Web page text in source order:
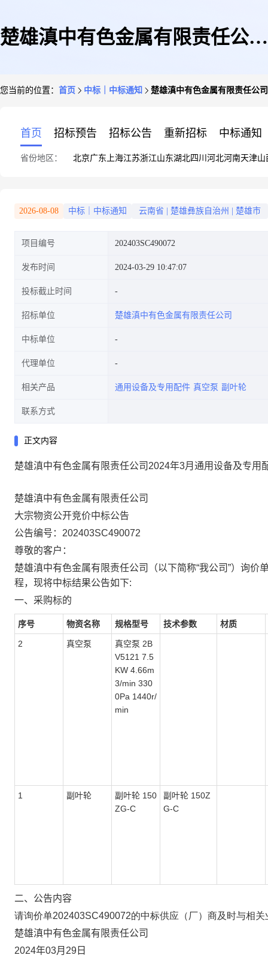
楚雄滇中有色金属有限责任公司
果公告
您当前的位置： 首页 中标｜中标通知 楚雄滇中有色金属有限责任公
首页 招标预告 招标公告 重新招标 中标通知
省份地区： 北京广东 上海江苏浙江山东湖北四川 河北河南天津山
2026-08-08 中标｜中标通知 云南省 楚雄彝族自治州 楚雄市
项目编号 202403SC490072
发布时间 2024-03-29 10:47:07
投标截止时间
招标单位 楚雄滇中有色金属有限责任公司
中标单位
代理单位
相关产品 通用设备及专用配件 真空泵 副叶轮
联系方式
正文内容
楚雄滇中有色金属有限责任公司2024年3月通用设备及专
楚雄滇中有色金属有限责任公司
大宗物资公开竞价中标公告
公告编号：202403SC490072
尊敬的客户：
楚雄滇中有色金属有限责任公司（以下简称“我公司”）询
程，现将中标结果公告如下:
一、采购标的
序号 物资名称 规格型号 技术参数 材质
2 真空泵
真空泵 2B
V5121 7.5
KW 4.66m
3/min 330
0Pa 1440r/
min
1 副叶轮
副叶轮 150
ZG-C
副叶轮 150Z
G-C
二、公告内容
请询价单202403SC490072的中标供应（厂）商及时与相
楚雄滇中有色金属有限责任公司
2024年03月29日